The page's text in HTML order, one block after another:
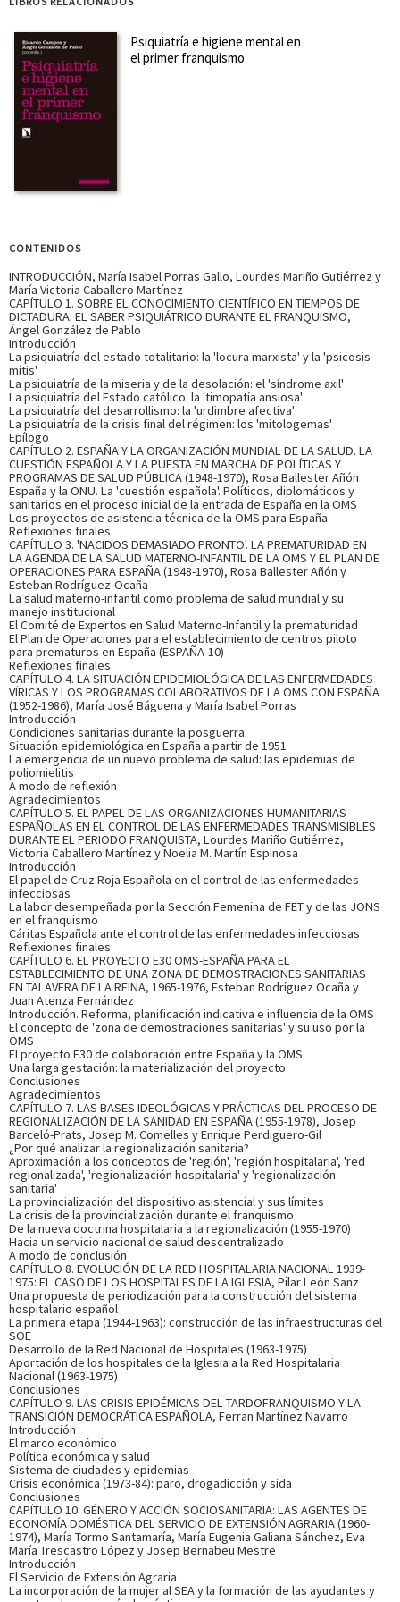
Doctor en Medicina y profesor titular de Historia de la
principal de investigación es la historia de la psiquiatría.
Entre sus últimas publicaciones se encuentran: Rezeption
SOBRE ROSA BALLESTER AÑÓN (ESCRITORA)
de Medicina de las universidades de Alicante y Miguel
Hernández. Académica de número y vicepresid...
sobre el autor
SOBRE ESTEBAN RODRÍGUEZ OCAÑA (ESCRITOR)
Catedrático de Historia de la Ciencia en la Universidad de
Granada desde 1993. Su dedicación profesional, docente e
investigadora se centra en el ámbito de la historia de la
medicina y de la salud, preferentemente en torno a
enfermedades epidémicas, medicina del trabajo, medicina...
Ver más sobre el autor
SOBRE MARÍA JOSÉ BÁGUENA CERVELLERA (ESCRITORA)
Doctora en Medicina y profesora titular de Historia de la
Ciencia en la Universidad de Valencia. Su investigación se
centra en el estudio de la evolución histórica de las
enfermedades infecciosas, las instituciones y las per¬sonas
que llevaron a cabo en España la investigación mi...Ver más
sobre el autor
SOBRE NOELIA MARÍA MARTÍN ESPINOSA (ESCRITORA)
Posee formación multidisciplinar. Es diplomada en
Enfermería y licenciada en Humanidades, con un doctorado
internacional en el ámbito de la historia social (historia de
la beneficencia y de sus usuarios). Desde el año 2008 trabaja
en la Facultad de Fisioterapia y Enfermería de To...
sobre el autor
SOBRE JUAN ATENZA FERNÁNDEZ (ESCRITOR)
Director gerente del Instituto de Ciencias de la Salud de
Castilla-La Mancha. Licenciado en Medicina y Cirugía,
doctor en Biomedicina Experimental, oficial sanitario,
máster en Salud Pública por la Escuela Nacional de Sanidad
y diplomado en Dirección de Hospitales. Asimismo, es f...
más sobre el autor
SOBRE JOSEP BARCELÓ PRATS (ESCRITOR)
Doctor en Antropología, es actualmente profesor
Rovira i Virgili de Tarragona. Es miembro del Medical
Anthropology Research Center de la universidad
tarraconense. Su principal línea de investigación se ha
centrado en la...Ver más sobre el autor
SOBRE JOSEP M. COMELLES (ESCRITOR)
Doctor en Medicina por la Universitat de Barcelona y en
Antropología por la Ecole des Hautes Études en Sciences
Sociales (París). Es especialista en Psiquiatría y catedrático
de Antropología Social en la Universitat Rovira i Virgili de
Tarragona, actualmente emérito. Miembro del ...Ver más
sobre el autor
SOBRE ENRIQUE PERDIGUERO GIL (ESCRITOR)
Doctor en Medicina por la Universidad de Alicante y
catedrático de Historia de la Ciencia en la Universidad
Miguel Hernández de Elche. Es director de la sede en esta
universidad del Instituto Interuniversitario López Piñero y
Grupo de Estudios Avanzados en Historia de la Salud y ...
más sobre el autor
SOBRE PILAR LEÓN SANZ (ESCRITORA)
Doctora en Medicina por Universidad de Navarra y
catedrática de Historia de la Medicina en dicha universidad.
Psiquiatría e higiene mental en
el primer franquismo
CONTENIDOS
INTRODUCCIÓN, María Isabel Porras Gallo, Lourdes Mariño Gutiérrez y
María Victoria Caballero Martínez
CAPÍTULO 1. SOBRE EL CONOCIMIENTO CIENTÍFICO EN TIEMPOS DE
DICTADURA: EL SABER PSIQUIÁTRICO DURANTE EL FRANQUISMO,
Ángel González de Pablo
Introducción
La psiquiatría del estado totalitario: la 'locura marxista' y la 'psicosis
mitis'
La psiquiatría de la miseria y de la desolación: el 'síndrome axil'
La psiquiatría del Estado católico: la 'timopatía ansiosa'
La psiquiatría del desarrollismo: la 'urdimbre afectiva'
La psiquiatría de la crisis final del régimen: los 'mitologemas'
Epílogo
CAPÍTULO 2. ESPAÑA Y LA ORGANIZACIÓN MUNDIAL DE LA SALUD. LA
CUESTIÓN ESPAÑOLA Y LA PUESTA EN MARCHA DE POLÍTICAS Y
PROGRAMAS DE SALUD PÚBLICA (1948-1970), Rosa Ballester Añón
España y la ONU. La 'cuestión española'. Políticos, diplomáticos y
sanitarios en el proceso inicial de la entrada de España en la OMS
Los proyectos de asistencia técnica de la OMS para España
Reflexiones finales
CAPÍTULO 3. 'NACIDOS DEMASIADO PRONTO'. LA PREMATURIDAD EN
LA AGENDA DE LA SALUD MATERNO-INFANTIL DE LA OMS Y EL PLAN DE
OPERACIONES PARA ESPAÑA (1948-1970), Rosa Ballester Añón y
Esteban Rodríguez-Ocaña
La salud materno-infantil como problema de salud mundial y su
manejo institucional
El Comité de Expertos en Salud Materno-Infantil y la prematuridad
El Plan de Operaciones para el establecimiento de centros piloto
para prematuros en España (ESPAÑA-10)
Reflexiones finales
CAPÍTULO 4. LA SITUACIÓN EPIDEMIOLÓGICA DE LAS ENFERMEDADES
VÍRICAS Y LOS PROGRAMAS COLABORATIVOS DE LA OMS CON ESPAÑA
(1952-1986), María José Báguena y María Isabel Porras
Introducción
Condiciones sanitarias durante la posguerra
Situación epidemiológica en España a partir de 1951
La emergencia de un nuevo problema de salud: las epidemias de
poliomielitis
A modo de reflexión
Agradecimientos
CAPÍTULO 5. EL PAPEL DE LAS ORGANIZACIONES HUMANITARIAS
ESPAÑOLAS EN EL CONTROL DE LAS ENFERMEDADES TRANSMISIBLES
DURANTE EL PERIODO FRANQUISTA, Lourdes Mariño Gutiérrez,
Victoria Caballero Martínez y Noelia M. Martín Espinosa
Introducción
El papel de Cruz Roja Española en el control de las enfermedades
infecciosas
La labor desempeñada por la Sección Femenina de FET y de las JONS
en el franquismo
Cáritas Española ante el control de las enfermedades infecciosas
Reflexiones finales
CAPÍTULO 6. EL PROYECTO E30 OMS-ESPAÑA PARA EL
ESTABLECIMIENTO DE UNA ZONA DE DEMOSTRACIONES SANITARIAS
EN TALAVERA DE LA REINA, 1965-1976, Esteban Rodríguez Ocaña y
Juan Atenza Fernández
Introducción. Reforma, planificación indicativa e influencia de la OMS
El concepto de 'zona de demostraciones sanitarias' y su uso por la
OMS
El proyecto E30 de colaboración entre España y la OMS
Una larga gestación: la materialización del proyecto
Conclusiones
Agradecimientos
CAPÍTULO 7. LAS BASES IDEOLÓGICAS Y PRÁCTICAS DEL PROCESO DE
REGIONALIZACIÓN DE LA SANIDAD EN ESPAÑA (1955-1978), Josep
Barceló-Prats, Josep M. Comelles y Enrique Perdiguero-Gil
¿Por qué analizar la regionalización sanitaria?
Aproximación a los conceptos de 'región', 'región hospitalaria', 'red
regionalizada', 'regionalización hospitalaria' y 'regionalización
sanitaria'
La provincialización del dispositivo asistencial y sus límites
La crisis de la provincialización durante el franquismo
De la nueva doctrina hospitalaria a la regionalización (1955-1970)
Hacia un servicio nacional de salud descentralizado
A modo de conclusión
CAPÍTULO 8. EVOLUCIÓN DE LA RED HOSPITALARIA NACIONAL 1939-
1975: EL CASO DE LOS HOSPITALES DE LA IGLESIA, Pilar León Sanz
Una propuesta de periodización para la construcción del sistema
hospitalario español
La primera etapa (1944-1963): construcción de las infraestructuras del
SOE
Desarrollo de la Red Nacional de Hospitales (1963-1975)
Aportación de los hospitales de la Iglesia a la Red Hospitalaria
Nacional (1963-1975)
Conclusiones
CAPÍTULO 9. LAS CRISIS EPIDÉMICAS DEL TARDOFRANQUISMO Y LA
TRANSICIÓN DEMOCRÁTICA ESPAÑOLA, Ferran Martínez Navarro
Introducción
El marco económico
Política económica y salud
Sistema de ciudades y epidemias
Crisis económica (1973-84): paro, drogadicción y sida
Conclusiones
CAPÍTULO 10. GÉNERO Y ACCIÓN SOCIOSANITARIA: LAS AGENTES DE
ECONOMÍA DOMÉSTICA DEL SERVICIO DE EXTENSIÓN AGRARIA (1960-
1974), María Tormo Santamaría, María Eugenia Galiana Sánchez, Eva
María Trescastro López y Josep Bernabeu Mestre
Introducción
El Servicio de Extensión Agraria
La incorporación de la mujer al SEA y la formación de las ayudantes y